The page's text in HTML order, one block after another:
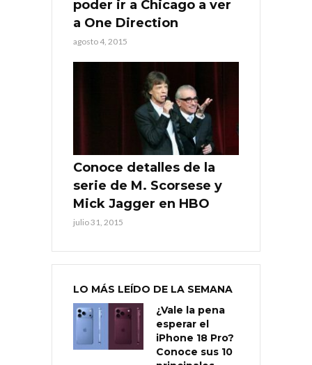
poder ir a Chicago a ver
a One Direction
agosto 4, 2015
Conoce detalles de la
serie de M. Scorsese y
Mick Jagger en HBO
julio 31, 2015
LO MÁS LEÍDO DE LA SEMANA
¿Vale la pena
esperar el
iPhone 18 Pro?
Conoce sus 10